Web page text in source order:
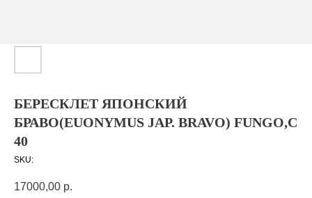
БЕРЕСКЛЕТ ЯПОНСКИЙ
БРАВО(EUONYMUS JAP. BRAVO) FUNGO,С
40
SKU:
17000,00 р.